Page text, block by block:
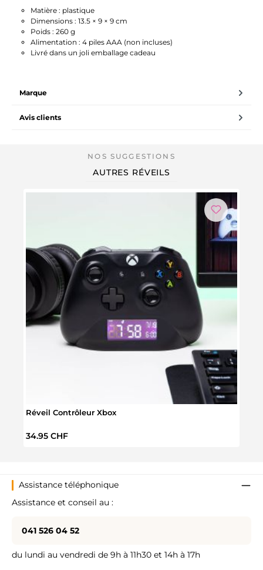
Matière : plastique
Dimensions : 13.5 × 9 × 9 cm
Poids : 260 g
Alimentation : 4 piles AAA (non incluses)
Livré dans un joli emballage cadeau
Marque
Avis clients
AUTRES RÉVEILS
Réveil Contrôleur Xbox
Prix régulier :
34.95 CHF
Assistance téléphonique
Assistance et conseil au :
041 526 04 52
du lundi au vendredi de 9h à 11h30 et 14h à 17h